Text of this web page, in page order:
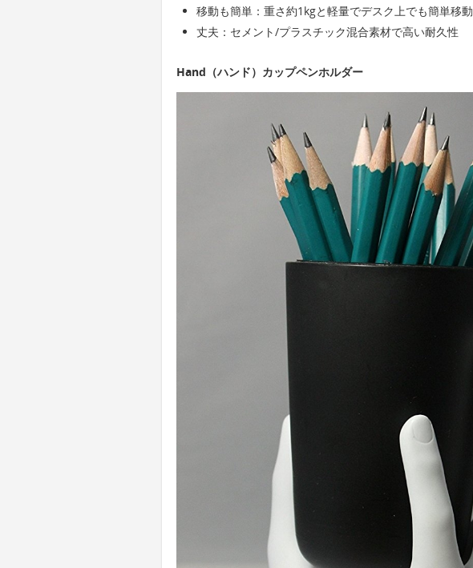
移動も簡単：重さ約1kgと軽量でデスク上でも簡単移動
丈夫：セメント/プラスチック混合素材で高い耐久性
Hand（ハンド）カップペンホルダー